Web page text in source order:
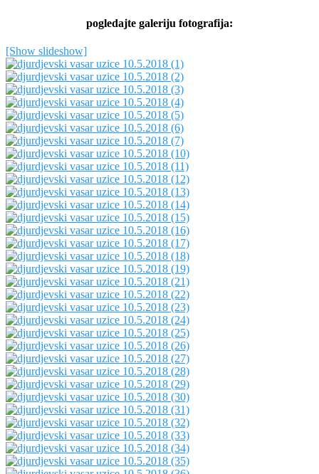
pogledajte galeriju fotografija:
[Show slideshow]